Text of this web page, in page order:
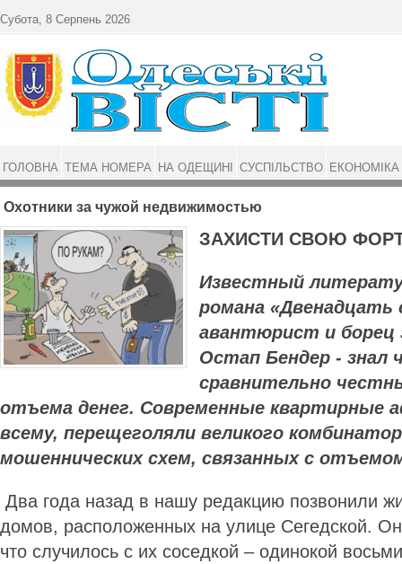
Охотники за чужой недвижимостью
ЗАХИСТИ СВОЮ
Известный
романа «Двенадцать
авантюрист и борец
Остап Бендер - знал
сравнительно
отъема денег. Современные квартирные
всему, перещеголяли великого
мошеннических схем, связанных с
Два года назад в нашу редакцию позвонили
домов, расположенных на улице Сегедской.
что случилось с их соседкой – одинокой
Субота, 8 Серпень 2026
ГОЛОВНА ТЕМА НОМЕРА НА ОДЕЩИНІ СУСПІЛЬСТВО ЕКОНОМІКА